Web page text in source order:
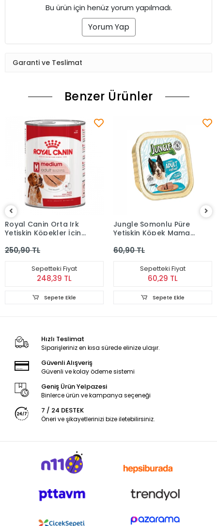
Bu ürün için henüz yorum yapılmadı.
Yorum Yap
Garanti ve Teslimat
Benzer Ürünler
Royal Canin Orta Irk
Yetişkin Köpekler İçin
Mama (410 g)
250,90 TL
Sepetteki Fiyat
248,39 TL
Sepete Ekle
Jungle Somonlu Püre
Yetişkin Köpek Maması
60,90 TL
Sepetteki Fiyat
60,29 TL
Sepete Ekle
Hızlı Teslimat
Siparişleriniz en kısa sürede elinize ulaşır.
Güvenli Alışveriş
Güvenli ve kolay ödeme sistemi
Geniş Ürün Yelpazesi
Binlerce ürün ve kampanya seçeneği
7 / 24 DESTEK
Öneri ve şikayetlerinizi bize iletebilirsiniz.